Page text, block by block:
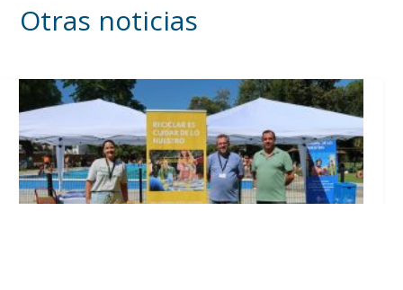
Otras noticias